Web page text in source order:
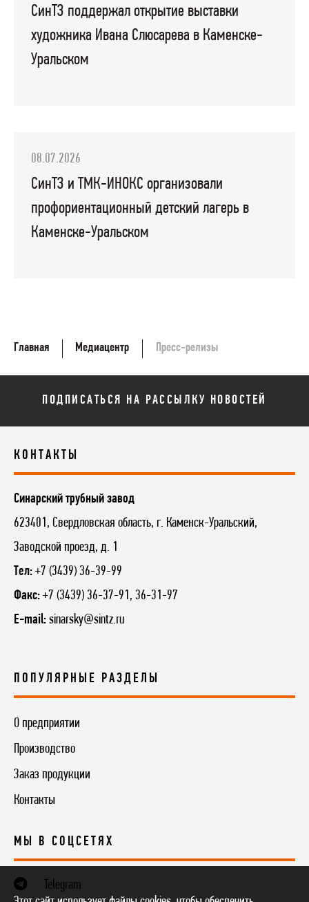
СинТЗ поддержал открытие выставки
художника Ивана Слюсарева в Каменске-
Уральском
08.07.2026
СинТЗ и ТМК-ИНОКС организовали
профориентационный детский лагерь в
Каменске-Уральском
Главная Медиацентр Пресс-релизы
ПОДПИСАТЬСЯ НА РАССЫЛКУ НОВОСТЕЙ
КОНТАКТЫ
Синарский трубный завод
623401, Свердловская область, г. Каменск-Уральский,
Заводской проезд, д. 1
Тел: +7 (3439) 36-39-99
Факс: +7 (3439) 36-37-91, 36-31-97
E-mail: sinarsky@sintz.ru
ПОПУЛЯРНЫЕ РАЗДЕЛЫ
О предприятии
Производство
Заказ продукции
Контакты
МЫ В СОЦСЕТЯХ
Telegram